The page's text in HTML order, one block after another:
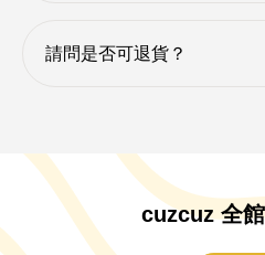
請問是否可退貨？
cuzcuz 全